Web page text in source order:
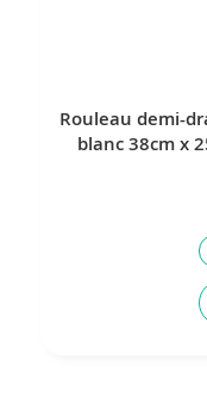
Rouleau demi-
blanc 38cm x